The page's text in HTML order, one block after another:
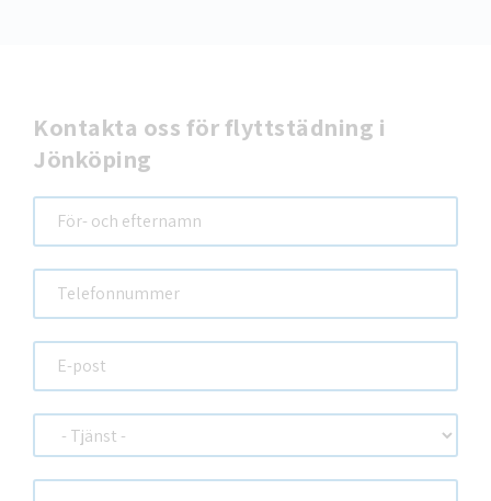
Kontakta oss för flyttstädning i
Jönköping